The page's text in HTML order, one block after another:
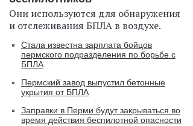
Они используются для обнаружения
и отслеживания БПЛА в воздухе.
Стала известна зарплата бойцов
пермского подразделения по борьбе с
БПЛА
Пермский завод выпустил бетонные
укрытия от БПЛА
Заправки в Перми будут закрываться во
время действия беспилотной опасности